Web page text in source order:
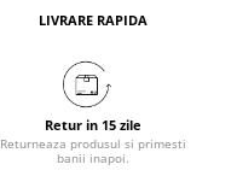
LIVRARE RAPIDA
Retur in 15 zile
Returneaza produsul si primesti
banii inapoi.